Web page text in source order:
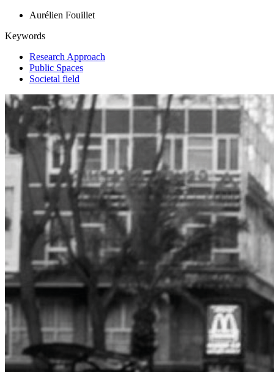
Aurélien Fouillet
Keywords
Research Approach
Public Spaces
Societal field